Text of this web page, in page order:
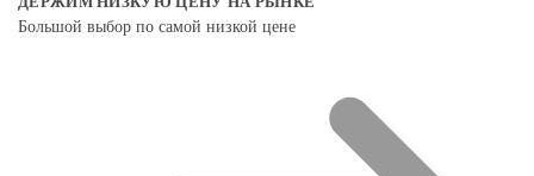
Большой выбор по самой низкой цене